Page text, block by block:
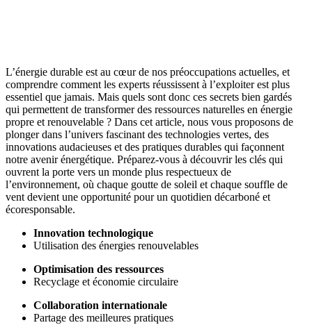
L’énergie durable est au cœur de nos préoccupations actuelles, et
comprendre comment les experts réussissent à l’exploiter est plus
essentiel que jamais. Mais quels sont donc ces secrets bien gardés
qui permettent de transformer des ressources naturelles en énergie
propre et renouvelable ? Dans cet article, nous vous proposons de
plonger dans l’univers fascinant des technologies vertes, des
innovations audacieuses et des pratiques durables qui façonnent
notre avenir énergétique. Préparez-vous à découvrir les clés qui
ouvrent la porte vers un monde plus respectueux de
l’environnement, où chaque goutte de soleil et chaque souffle de
vent devient une opportunité pour un quotidien décarboné et
écoresponsable.
Innovation technologique
Utilisation des énergies renouvelables
Optimisation des ressources
Recyclage et économie circulaire
Collaboration internationale
Partage des meilleures pratiques